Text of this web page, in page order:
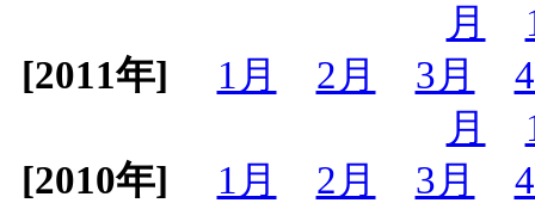
月
[2011年]
1月 2月 3月
月
[2010年]
1月 2月 3月